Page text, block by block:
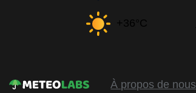
+36°C
À propos de nous